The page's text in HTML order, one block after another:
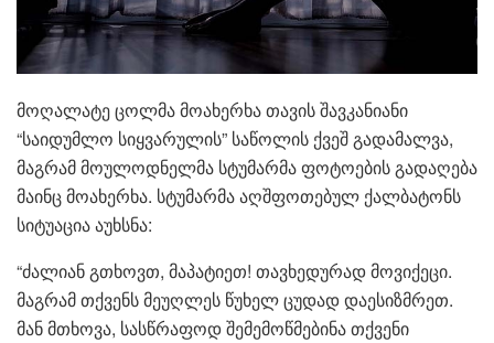
მოღალატე ცოლმა მოახერხა თავის შავკანიანი
“საიდუმლო სიყვარულის” საწოლის ქვეშ გადამალვა,
მაგრამ მოულოდნელმა სტუმარმა ფოტოების გადაღება
მაინც მოახერხა. სტუმარმა აღშფოთებულ ქალბატონს
სიტუაცია აუხსნა:
“ძალიან გთხოვთ, მაპატიეთ! თავხედურად მოვიქეცი.
მაგრამ თქვენს მეუღლეს წუხელ ცუდად დაესიზმრეთ.
მან მთხოვა, სასწრაფოდ შემემოწმებინა თქვენი